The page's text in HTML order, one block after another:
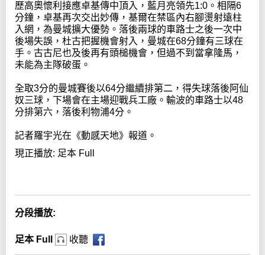
歷高奧懷利接應卓基傳中頂入，藍月亮領先1:0。相隔6
分鐘，卓基再次交出妙傳，基爾在禁區內右腳燙射遠柱
入網，為曼城擴大優勢。落後兩球的車路士之後一次中
後場失誤，杜古把握機會射入，曼城在68分鐘有三球在
手。古古尼也及後再有頭槌機會，但過不到當拿隆馬，
未能為主隊破蛋。
全取3分的曼城賽後以64分繼續排第二，得失球落後阿仙
奴三球，下場會在主場迎戰兵工廠。輸波的車路士以48
分排第六，落後利物浦4分。
記者羅宇光在《動感天地》報道。
現正播放: 足本 Full
分段播放:
足本 Full 收聽